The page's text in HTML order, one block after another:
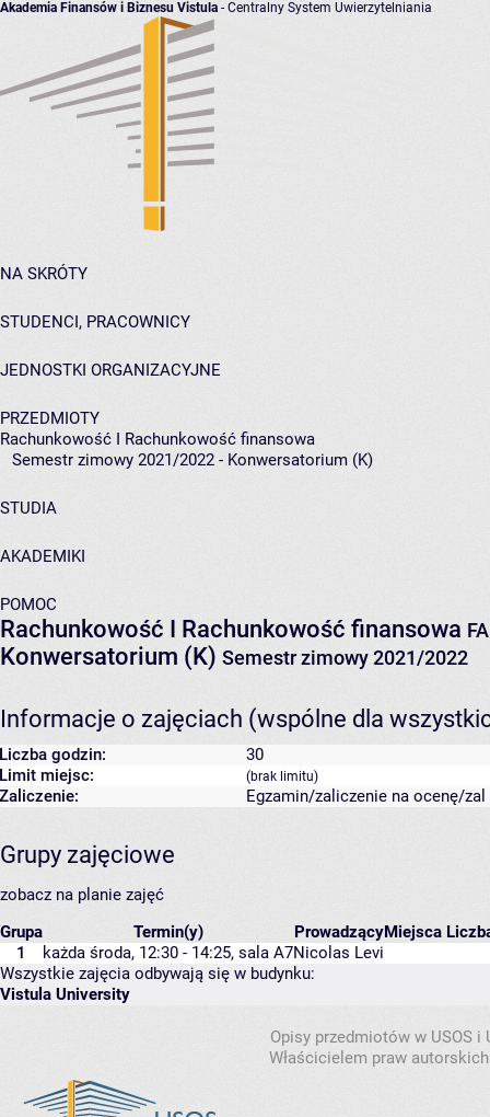
Akademia Finansów i Biznesu Vistula - Centralny System Uwierzytelniania
NA SKRÓTY
STUDENCI, PRACOWNICY
JEDNOSTKI ORGANIZACYJNE
PRZEDMIOTY
Rachunkowość I Rachunkowość finansowa
Semestr zimowy 2021/2022 - Konwersatorium (K)
STUDIA
AKADEMIKI
POMOC
Rachunkowość I Rachunkowość finansowa
Konwersatorium (K) Semestr zimowy 2021/2022
Informacje o zajęciach (wspólne dla
Liczba godzin:
30
Limit miejsc:
(brak limitu)
Zaliczenie: Egzamin/zaliczenie na ocenę/
Grupy zajęciowe
zobacz na planie zajęć
Grupa
Termin(y) ProwadzącyMiejsca
1
każda środa, 12:30 - 14:25, sala A7Nicolas Levi
Wszystkie zajęcia odbywają się w budynku:
Vistula University
Opisy przedmiotów w USOS
Właścicielem praw